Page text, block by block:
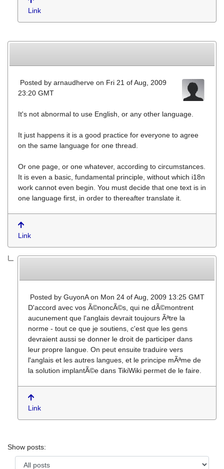
Link
Posted by arnaudherve on Fri 21 of Aug, 2009
23:20 GMT
It's not abnormal to use English, or any other language.
It just happens it is a good practice for everyone to agree
on the same language for one thread.
Or one page, or one whatever, according to circumstances.
It is even a basic, fundamental principle, without which i18n
work cannot even begin. You must decide that one text is in
one language first, in order to thereafter translate it.
Link
Posted by GuyonA on Mon 24 of Aug, 2009 13:25 GMT
D'accord avec vos Ã©noncÃ©s, qui ne dÃ©montrent
aucunement que l'anglais devrait toujours Ãªtre la
norme - tout ce que je soutiens, c'est que les gens
devraient aussi se donner le droit de participer dans
leur propre langue. On peut ensuite traduire vers
l'anglais et les autres langues, et le principe mÃªme de
la solution implantÃ©e dans TikiWiki permet de le faire.
Link
Show posts: